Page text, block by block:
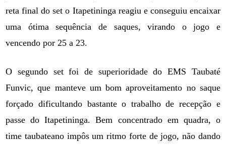
reta final do set o Itapetininga reagiu e conseguiu encaixar
uma ótima sequência de saques, virando o jogo e
vencendo por 25 a 23.
O segundo set foi de superioridade do EMS Taubaté
Funvic, que manteve um bom aproveitamento no saque
forçado dificultando bastante o trabalho de recepção e
passe do Itapetininga. Bem concentrado em quadra, o
time taubateano impôs um ritmo forte de jogo, não dando